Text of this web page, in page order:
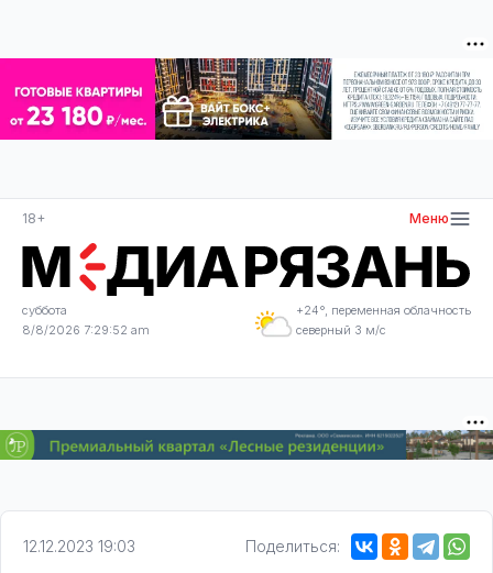
18+ Меню
суббота
8/8/2026 7:29:53 am
+24°, переменная облачность
северный 3 м/с
12.12.2023 19:03 Поделиться: